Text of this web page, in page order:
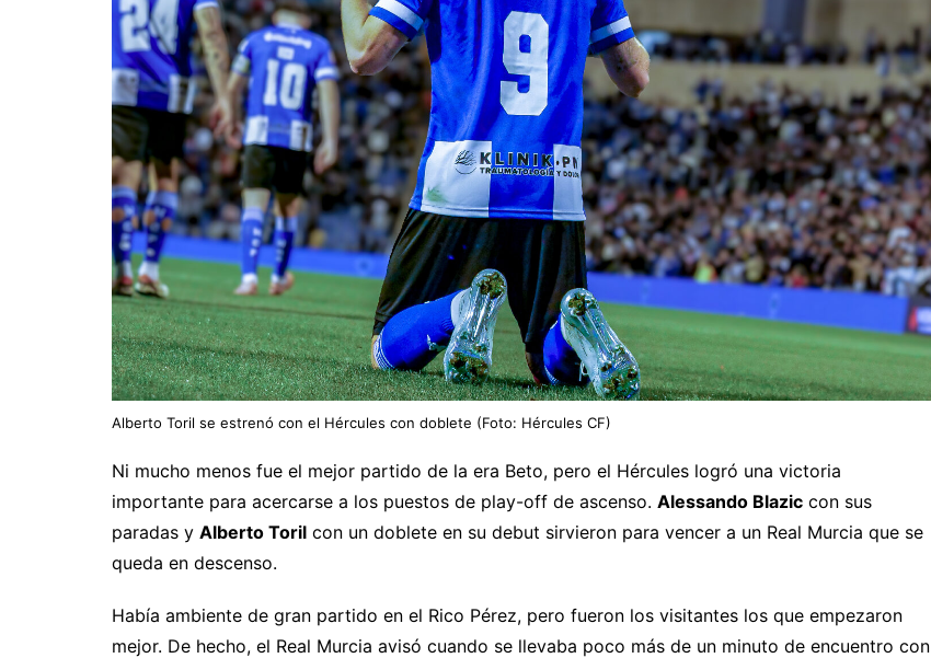
Alberto Toril se estrenó con el Hércules con doblete (Foto: Hércules CF)
Ni mucho menos fue el mejor partido de la era Beto, pero el Hércules logró una victoria
importante para acercarse a los puestos de play-off de ascenso. Alessando Blazic con sus
paradas y Alberto Toril con un doblete en su debut sirvieron para vencer a un Real Murcia que se
queda en descenso.
Había ambiente de gran partido en el Rico Pérez, pero fueron los visitantes los que empezaron
mejor. De hecho, el Real Murcia avisó cuando se llevaba poco más de un minuto de encuentro con